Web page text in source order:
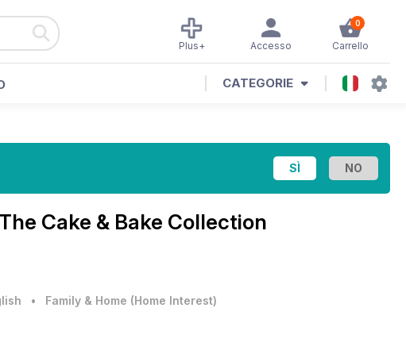
0
Carrello
Accesso
Plus+
CATEGORIE
The Cake & Bake Collection
• Family & Home (Home Interest)